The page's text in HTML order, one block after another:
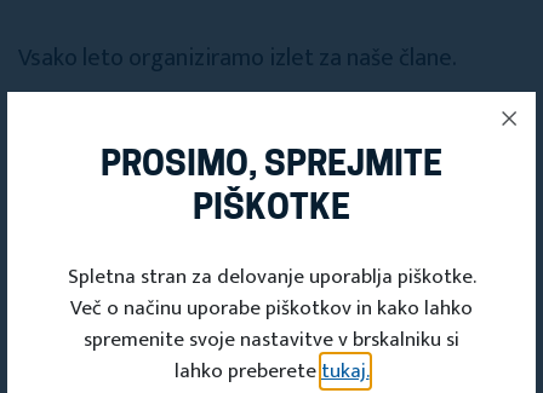
Vsako leto organiziramo izlet za naše člane.
Deli s prijatelji
PROSIMO, SPREJMITE
PIŠKOTKE
Spletna stran za delovanje uporablja piškotke.
Več o načinu uporabe piškotkov in kako lahko
spremenite svoje nastavitve v brskalniku si
lahko preberetetukaj.